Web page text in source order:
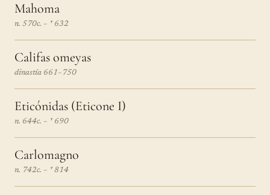
Mahoma
n. 570c. – † 632
Califas omeyas
dinastía 661–750
Eticónidas (Eticone I)
n. 644c. – † 690
Carlomagno
n. 742c. – † 814